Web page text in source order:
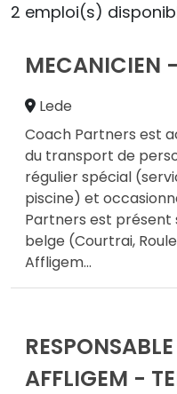
2 emploi(s)
MECANICIEN
Lede
Coach Partners est
du transport de
régulier spécial
piscine) et
Partners est présent
belge (Courtrai,
Affligem...
AFFLIGEM -